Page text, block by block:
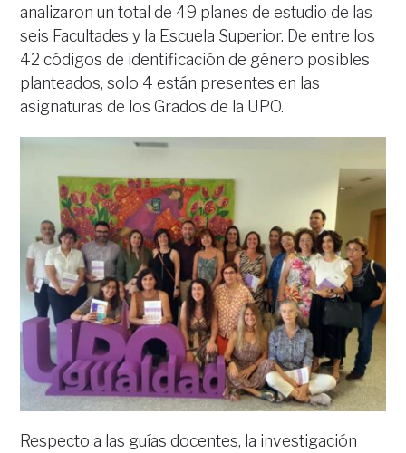
analizaron un total de 49 planes de estudio de las
seis Facultades y la Escuela Superior. De entre los
42 códigos de identificación de género posibles
planteados, solo 4 están presentes en las
asignaturas de los Grados de la UPO.
Respecto a las guías docentes, la investigación